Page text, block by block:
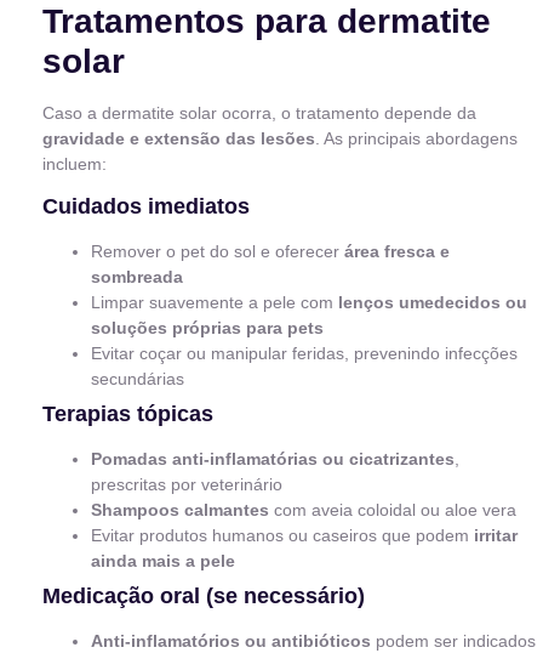
Tratamentos para dermatite
solar
Caso a dermatite solar ocorra, o tratamento depende da
gravidade e extensão das lesões . As principais abordagens
incluem:
Cuidados imediatos
Remover o pet do sol e oferecer área fresca e
sombreada
Limpar suavemente a pele com lenços umedecidos ou
soluções próprias para pets
Evitar coçar ou manipular feridas, prevenindo infecções
secundárias
Terapias tópicas
Pomadas anti-inflamatórias ou cicatrizantes,
prescritas por veterinário
Shampoos calmantes com aveia coloidal ou aloe vera
Evitar produtos humanos ou caseiros que podem irritar
ainda mais a pele
Medicação oral (se necessário)
Anti-inflamatórios ou antibióticos podem ser indicados